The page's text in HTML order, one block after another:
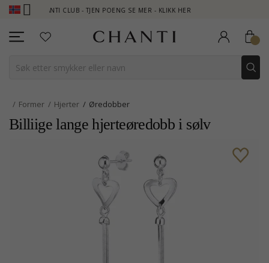
CHANTI CLUB - TJEN POENG SE MER - KLIKK HER
Former Hjerter Øredobber
Billiige lange hjerteøredobb i sølv